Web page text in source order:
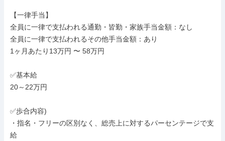
【一律手当】
全員に一律で支払われる通勤・皆勤・家族手当金額：なし
全員に一律で支払われるその他手当金額：あり
1ヶ月あたり13万円 〜 58万円
✅基本給
20～22万円
✅歩合内容)
・指名・フリーの区別なく、総売上に対するパーセンテージで支
給